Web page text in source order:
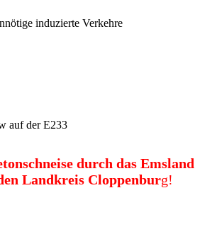
induzierte Verkehre
auf der E233
durch das Emsland
Landkreis Cloppenburg!